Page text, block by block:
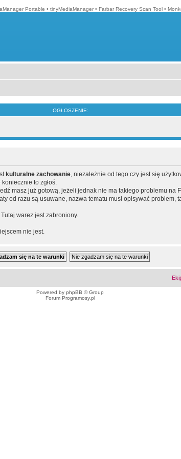
Portable • tinyMediaManager • Farbar Recovery Scan Tool •
OGŁOSZENIE:
kulturalne zachowanie, niezależnie od tego czy jest się
to zgłoś.
masz już gotową, jeżeli jednak nie ma takiego problemu na
od razu są usuwane, nazwa tematu musi opisywać
warez jest zabroniony.
nie jest.
Powered by phpBB © Group
Forum Programosy.pl